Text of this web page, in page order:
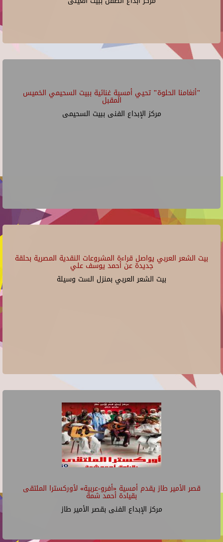
"أنغامنا الحلوة" تحيي أمسية غنائية ببيت السحيمي الخميس
المقبل
مركز الإبداع الفنى ببيت السحيمى
بيت الشعر العربي يواصل قراءة المشروعات النقدية المصرية بحلقة
جديدة عن أحمد يوسف علي
بيت الشعر العربي بمنزل الست وسيلة
قصر الأمير طاز يقدم أمسية «أفرو-عربية» لأوركسترا الملتقى
بقيادة أحمد شمة
مركز الإبداع الفنى بقصر الأمير طاز